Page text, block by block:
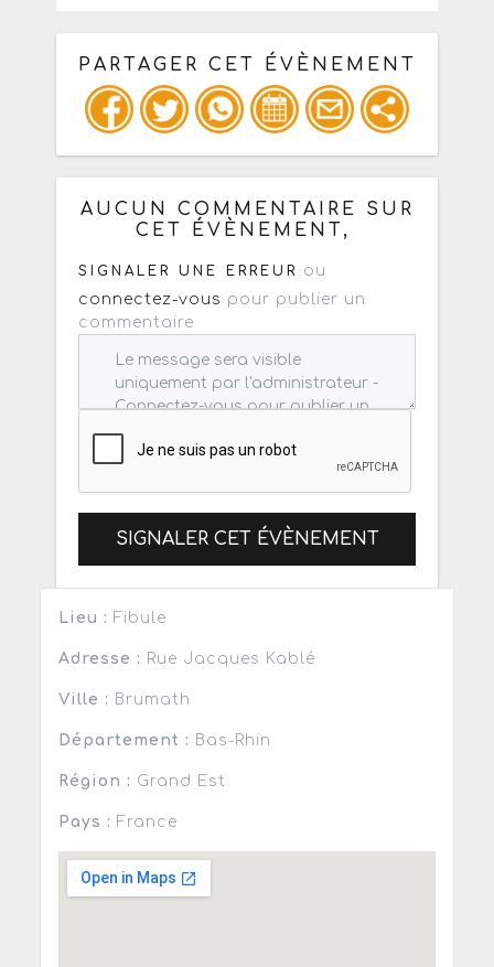
PARTAGER CET ÉVÈNEMENT
Copiez les infos ci-dessous pour un
: mail / forum / réseau social
AUCUN COMMENTAIRE SUR
CET ÉVÈNEMENT,
SIGNALER UNE ERREUR
ou
connectez-vous pour publier un
commentaire
SIGNALER CET ÉVÈNEMENT
Lieu : Fibule
Adresse : Rue Jacques Kablé
Ville : Brumath
Département : Bas-Rhin
Région : Grand Est
Pays : France